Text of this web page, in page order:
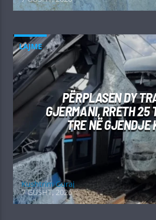
LAJME
PËRPLASEN DY
GJERMANI, RRETH 25
TRE NË GJENDJE
Kushtrim Guraj
7 GUSHT, 2026